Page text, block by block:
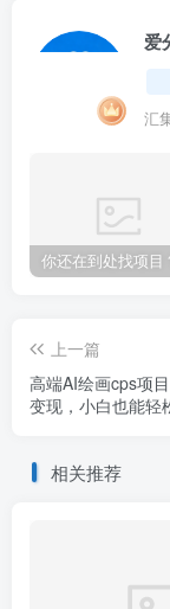
爱
汇
上一篇
高端AI绘画cps项
变现，小白也能轻
相关推荐